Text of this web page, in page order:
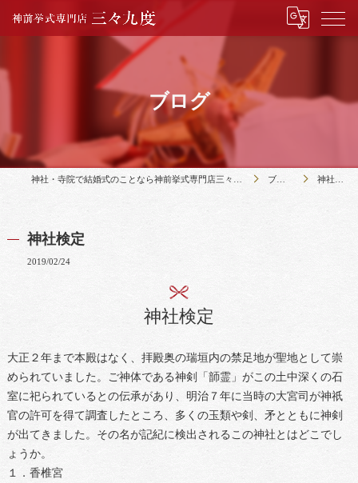
ブログ
ブログ 神社検定
神社検定
2019/02/24
神社検定
大正２年まで本殿はなく、拝殿奥の瑞垣内の禁足地が聖地として崇
められていました。ご神体である神剣「韴霊」がこの土中深くの石
室に祀られているとの伝承があり、明治７年に当時の大宮司が神祇
官の許可を得て調査したところ、多くの玉類や剣、矛とともに神剣
が出てきました。その名が記紀に検出されるこの神社とはどこでし
ょうか。
１．香椎宮